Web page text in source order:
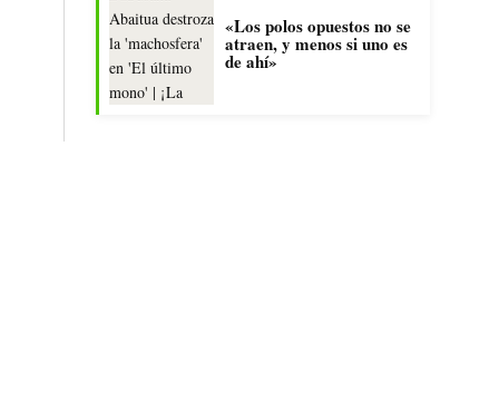
«Los polos opuestos no se
atraen, y menos si uno es
de ahí»